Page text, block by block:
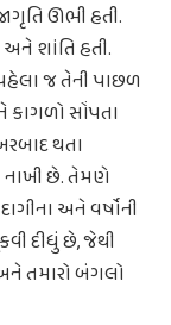
ઊભી હતી.
શાંતિ હતી.
જ તેની પાછળ
સોંપતા
થતા
નાખી છે. તેમણે
અને વર્ષોની
દીધું છે, જેથી
તમારો બંગલો